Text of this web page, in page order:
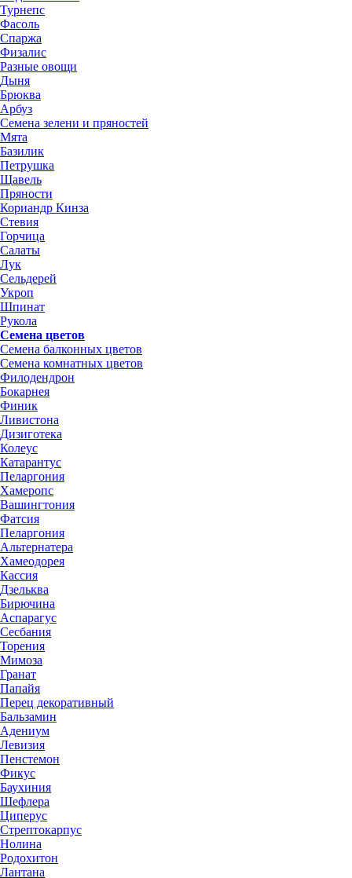
Турнепс
Фасоль
Спаржа
Физалис
Разные овощи
Дыня
Брюква
Арбуз
Семена зелени и пряностей
Мята
Базилик
Петрушка
Щавель
Пряности
Кориандр Кинза
Стевия
Горчица
Салаты
Лук
Сельдерей
Укроп
Шпинат
Рукола
Семена цветов
Семена балконных цветов
Семена комнатных цветов
Филодендрон
Бокарнея
Финик
Ливистона
Дизиготека
Колеус
Катарантус
Пеларгония
Хамеропс
Вашингтония
Фатсия
Пеларгония
Альтернатера
Хамеодорея
Кассия
Дзельква
Бирючина
Аспарагус
Сесбания
Торения
Мимоза
Гранат
Папайя
Перец декоративный
Бальзамин
Адениум
Левизия
Пенстемон
Фикус
Баухиния
Шефлера
Циперус
Стрептокарпус
Нолина
Родохитон
Лантана